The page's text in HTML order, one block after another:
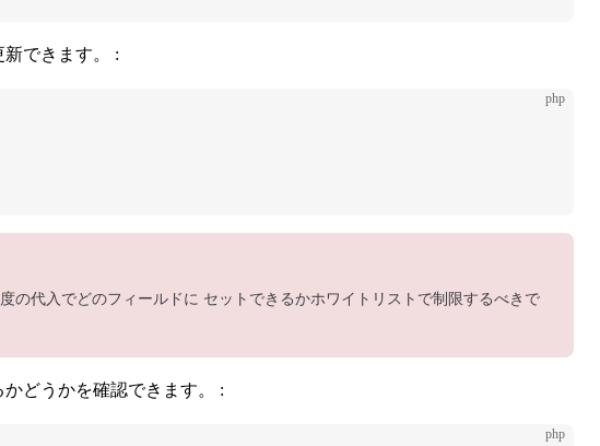
できます。 :
php
の代入でどのフィールドに セットできるかホワイトリストで制限するべきで
どうかを確認できます。 :
php